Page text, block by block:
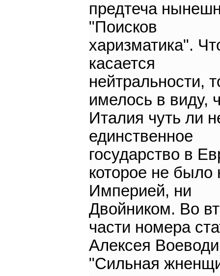
предтеча
"Поисков
харизматика".
касается
нейтральности,
имелось в виду,
Италия чуть ли
единственное
государство в
которое не было
Империей, ни
Двойником. Во
части номера
Алексея
"Сильная